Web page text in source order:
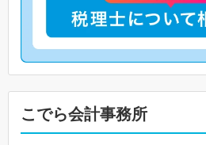
こでら会計事務所